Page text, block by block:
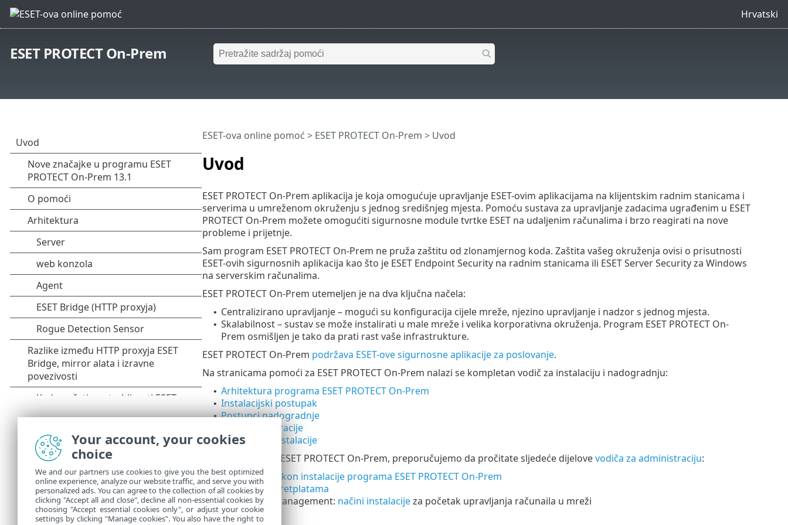
Hrvatski
ESET PROTECT On-Prem
Uvod
ESET-ova online pomoć > ESET PROTECT On-Prem > Uvod
ESET PROTECT On-Prem aplikacija je koja omogućuje upravljanje ESET-ovim aplikacijama na klijentskim radnim stanicama i
serverima u umreženom okruženju s jednog središnjeg mjesta. Pomoću sustava za upravljanje zadacima ugrađenim u ESET
PROTECT On-Prem možete omogućiti sigurnosne module tvrtke ESET na udaljenim računalima i brzo reagirati na nove
probleme i prijetnje.
Sam program ESET PROTECT On-Prem ne pruža zaštitu od zlonamjernog koda. Zaštita vašeg okruženja ovisi o prisutnosti
ESET-ovih sigurnosnih aplikacija kao što je ESET Endpoint Security na radnim stanicama ili ESET Server Security za Windows
na serverskim računalima.
ESET PROTECT On-Prem utemeljen je na dva ključna načela:
• Centralizirano upravljanje – mogući su konfiguracija cijele mreže, njezino upravljanje i nadzor s jednog mjesta.
• Skalabilnost – sustav se može instalirati u male mreže i velika korporativna okruženja. Program ESET PROTECT On-
Prem osmišljen je tako da prati rast vaše infrastrukture.
ESET PROTECT On-Prem podržava ESET-ove sigurnosne aplikacije za poslovanje.
Na stranicama pomoći za ESET PROTECT On-Prem nalazi se kompletan vodič za instalaciju i nadogradnju:
• Arhitektura programa ESET PROTECT On-Prem
• Instalacijski postupak
• Postupci nadogradnje
Postupci migracije
• Postupci deinstalacije
Nakon instalacije ESET PROTECT On-Prem, preporučujemo da pročitate sljedeće dijelovevodiča za administraciju:
• Prvi koraci nakon instalacije programa ESET PROTECT On-Prem
• Upravljanje pretplatama
• Agent ESET Management: načini instalacijeza početak upravljanja računaila u mreži
Your account, your cookies
choice
We and our partners use cookies to give you the best optimized
online experience, analyze our website traffic, and serve you with
personalized ads. You can agree to the collection of all cookies by
clicking "Accept all and close", decline all non-essential cookies by
choosing "Accept essential cookies only", or adjust your cookie
settings by clicking "Manage cookies". You also have the right to